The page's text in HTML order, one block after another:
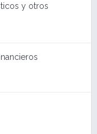
y otros